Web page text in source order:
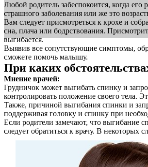
Любой родитель забеспокоится, когда
страшного заболевания или же это
Вам следует присмотреться к крохе и
сна, плача или бодрствования.
выгибается.
Выявив все сопутствующие симптомы,
сможете помочь малышу.
При каких
Мнение врачей:
Грудничок может выгибать спинку и
контролировать положение своего тела.
Также, причиной выгибания спинки и
поддерживая головку и спинку при
Если родители замечают, что выгибание
следует обратиться к врачу. В